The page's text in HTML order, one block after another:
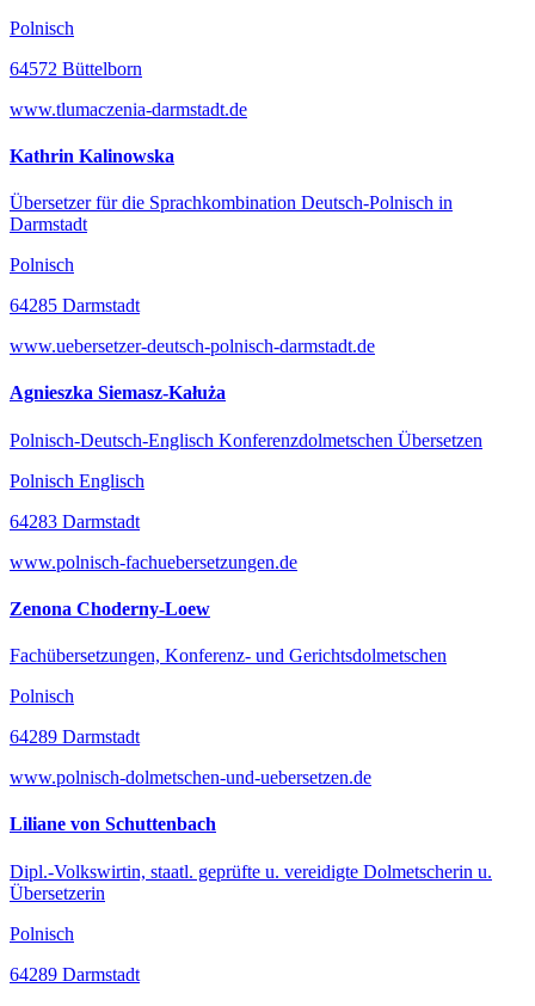
Polnisch
64572 Büttelborn
www.tlumaczenia-darmstadt.de
Kathrin Kalinowska
Übersetzer für die Sprachkombination Deutsch-Polnisch in
Darmstadt
Polnisch
64285 Darmstadt
www.uebersetzer-deutsch-polnisch-darmstadt.de
Agnieszka Siemasz-Kałuża
Polnisch-Deutsch-Englisch Konferenzdolmetschen Übersetzen
Polnisch Englisch
64283 Darmstadt
www.polnisch-fachuebersetzungen.de
Zenona Choderny-Loew
Fachübersetzungen, Konferenz- und Gerichtsdolmetschen
Polnisch
64289 Darmstadt
www.polnisch-dolmetschen-und-uebersetzen.de
Liliane von Schuttenbach
Dipl.-Volkswirtin, staatl. geprüfte u. vereidigte Dolmetscherin u.
Übersetzerin
Polnisch
64289 Darmstadt